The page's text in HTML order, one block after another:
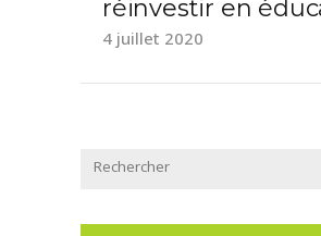
réinvestir en
4 juillet 2020